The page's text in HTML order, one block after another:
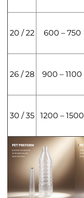
20 / 22 600 – 750
26 / 28 900 – 1100
30 / 35 1200 – 1500